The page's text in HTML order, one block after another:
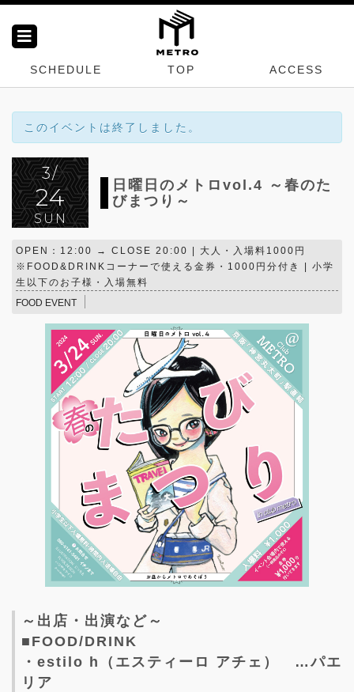
SCHEDULE TOP ACCESS
このイベントは終了しました。
3/
24
SUN
日曜日のメトロvol.4 ～春のた
びまつり～
OPEN：12:00 → CLOSE 20:00 | 大人・入場料1000円
※FOOD&DRINKコーナーで使える金券・1000円分付き | 小学
生以下のお子様・入場無料
FOOD EVENT
～出店・出演など～
■FOOD/DRINK
・estilo h（エスティーロ アチェ） …パエ
リア